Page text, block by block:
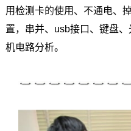
用检测卡的使用、不通电、
置，串并、usb接口、键盘
机电路分析。